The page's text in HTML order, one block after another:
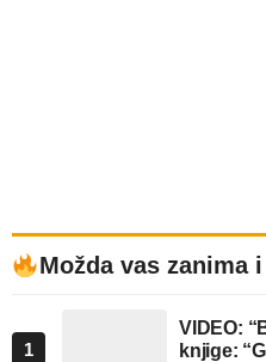
Možda vas zanima
1
VIDEO:
knjige: